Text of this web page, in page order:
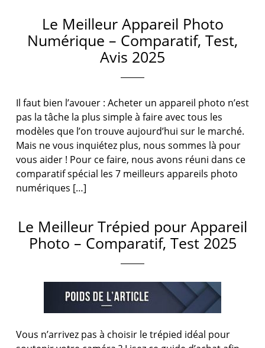
Le Meilleur Appareil Photo
Numérique – Comparatif, Test,
Avis 2025
Il faut bien l’avouer : Acheter un appareil photo n’est
pas la tâche la plus simple à faire avec tous les
modèles que l’on trouve aujourd’hui sur le marché.
Mais ne vous inquiétez plus, nous sommes là pour
vous aider ! Pour ce faire, nous avons réuni dans ce
comparatif spécial les 7 meilleurs appareils photo
numériques […]
Le Meilleur Trépied pour Appareil
Photo – Comparatif, Test 2025
Vous n’arrivez pas à choisir le trépied idéal pour